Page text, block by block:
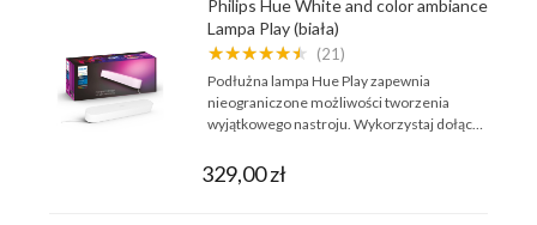
Philips Hue White and color ambiance
Lampa Play (biała)
★★★★★★ (21)
Podłużna lampa Hue Play zapewnia
nieograniczone możliwości tworzenia
wyjątkowego nastroju. Wykorzystaj dołąc…
329,00 zł